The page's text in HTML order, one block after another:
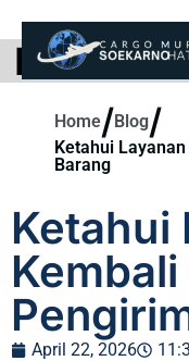
BLOG
Home/Blog/
Ketahui
Barang
Ketahui
April 22, 2026